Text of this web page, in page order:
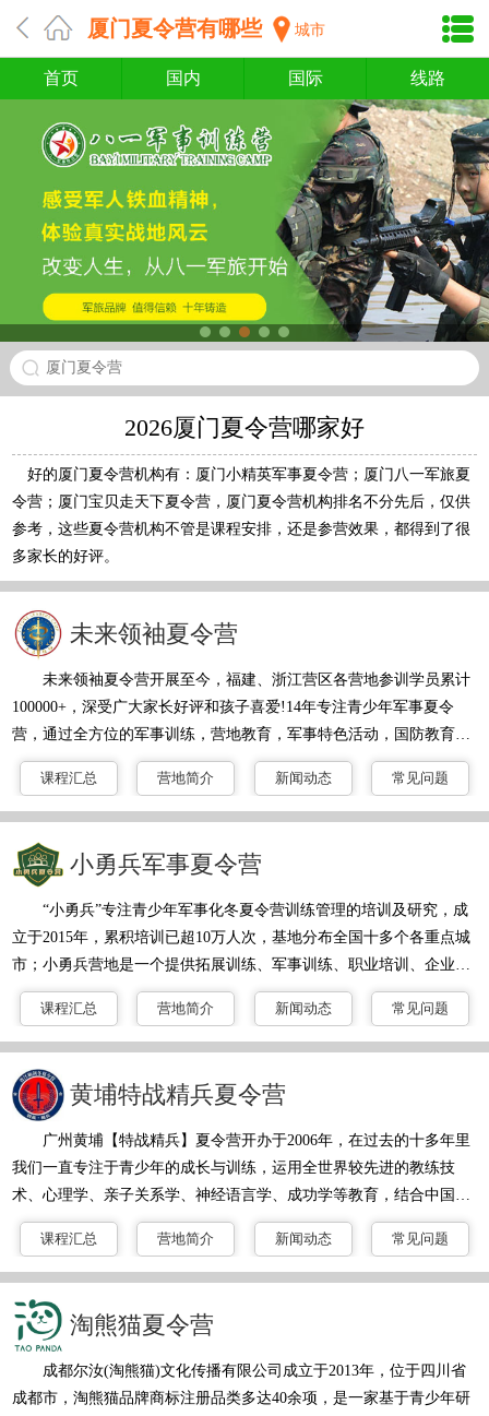
厦门夏令营有哪些 城市
首页 国内 国际 线路
厦门夏令营
2026厦门夏令营哪家好
好的厦门夏令营机构有：厦门小精英军事夏令营；厦门八一军旅夏
令营；厦门宝贝走天下夏令营，厦门夏令营机构排名不分先后，仅供
参考，这些夏令营机构不管是课程安排，还是参营效果，都得到了很
多家长的好评。
未来领袖夏令营
未来领袖夏令营开展至今，福建、浙江营区各营地参训学员累计
100000+，深受广大家长好评和孩子喜爱!14年专注青少年军事夏令
营，通过全方位的军事训练，营地教育，军事特色活动，国防教育还
原真实的军旅生活体验，寓教于乐，帮助学员独立自立在活动中体
验，感悟，成长。强化青少年户外活动能力，抗挫折能力，团队协作
能力。充分开发学员潜能，在军营中成长，在训练中改变，在挑战中
突破自我，突出以军人为榜样，作风纪律培养，意志品质磨练和行为
习惯养成！我们的军事夏令营活动，它并不是传统的纯体能训练，而
是训练+军事趣味活动+心境引
课程汇总 营地简介 新闻动态 常见问题
小勇兵军事夏令营
“小勇兵”专注青少年军事化冬夏令营训练管理的培训及研究，成
立于2015年，累积培训已超10万人次，基地分布全国十多个各重点城
市；小勇兵营地是一个提供拓展训练、军事训练、职业培训、企业管
理培训、新员工入职培训、青少年素质拓展、青少年军事夏(冬)令
营、户外体验、户外亲子活动、野外拓展等活动的主题拓展训练基
地。夏令营拥有一支多元化师资队伍，由具有亲和力的教官、退伍老
兵、专业户外活动的教练，优秀的心理导师，细心的生活辅导老师组
成，并持有相应的资格证书，在培训活动中精心指导营员完成毎个培
训项目，引导营员分享其感悟，
课程汇总 营地简介 新闻动态 常见问题
黄埔特战精兵夏令营
广州黄埔【特战精兵】夏令营开办于2006年，在过去的十多年里
我们一直专注于青少年的成长与训练，运用全世界较先进的教练技
术、心理学、亲子关系学、神经语言学、成功学等教育，结合中国的
家庭与教育现状，采用英国体验式教育“动中学”的训练方式，总结出
让孩子在行动和学习，改正自身的问题，激发孩子的潜能。通过军事
化管理、封闭式的训练、体验式培训，课程有激情演讲、快乐互动、
心灵感悟、情景模拟、破冰训练等方式环节，真正的让孩子在活动中
体验、感悟、发现、接触、反省、接触、感恩、改正中突破自我、超
越自我、蜕变，在这14年里见证
课程汇总 营地简介 新闻动态 常见问题
淘熊猫夏令营
成都尔汝(淘熊猫)文化传播有限公司成立于2013年，位于四川省
成都市，淘熊猫品牌商标注册品类多达40余项，是一家基于青少年研